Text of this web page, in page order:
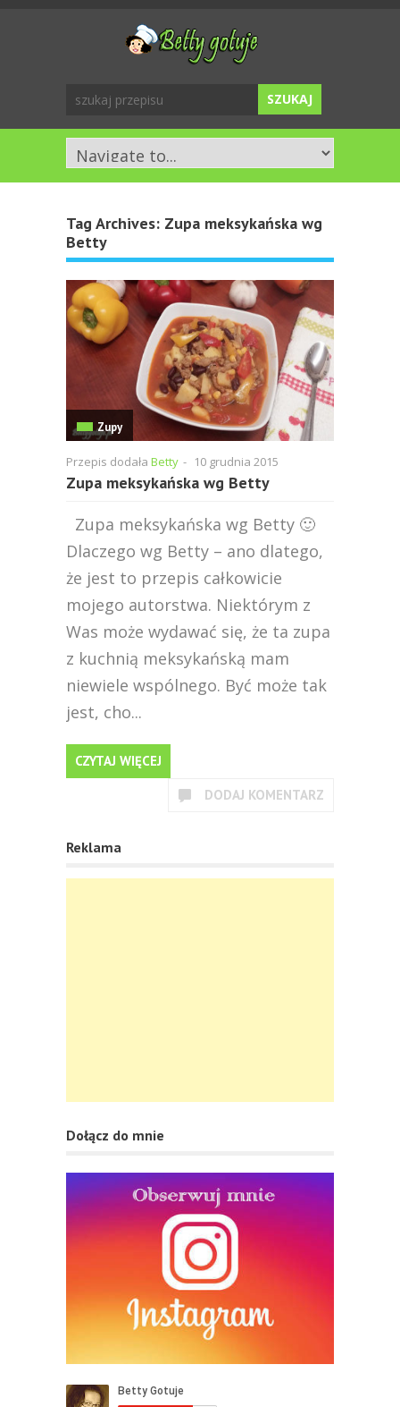
Tag Archives: Zupa meksykańska wg
Betty
Zupy
Przepis dodała Betty - 10 grudnia 2015
Zupa meksykańska wg Betty
Zupa meksykańska wg Betty 🙂
Dlaczego wg Betty – ano dlatego,
że jest to przepis całkowicie
mojego autorstwa. Niektórym z
Was może wydawać się, że ta zupa
z kuchnią meksykańską mam
niewiele wspólnego. Być może tak
jest, cho...
CZYTAJ WIĘCEJ
DODAJ KOMENTARZ
Reklama
Dołącz do mnie